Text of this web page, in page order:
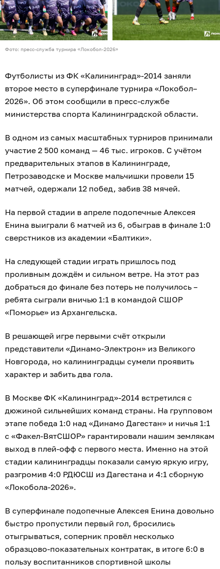
Фото: пресс-служба турнира «Локобол-2026»
Футболисты из ФК «Калининград»-2014 заняли
второе место в суперфинале турнира «Локобол–
2026». Об этом сообщили в пресс-службе
министерства спорта Калининградской области.
В одном из самых масштабных турниров принимали
участие 2 500 команд — 46 тыс. игроков. С учётом
предварительных этапов в Калининграде,
Петрозаводске и Москве мальчишки провели 15
матчей, одержали 12 побед, забив 38 мячей.
На первой стадии в апреле подопечные Алексея
Енина выиграли 6 матчей из 6, обыграв в финале 1:0
сверстников из академии «Балтики».
На следующей стадии играть пришлось под
проливным дождём и сильном ветре. На этот раз
добраться до финале без потерь не получилось –
ребята сыграли вничью 1:1 в командой СШОР
«Поморье» из Архангельска.
В решающей игре первыми счёт открыли
представители «Динамо-Электрон» из Великого
Новгорода, но калининградцы сумели проявить
характер и забить два гола.
В Москве ФК «Калининград»-2014 встретился с
дюжиной сильнейших команд страны. На групповом
этапе победа 1:0 над «Динамо Дагестан» и ничья 1:1
с «Факел-ВятСШОР» гарантировали нашим землякам
выход в плей-офф с первого места. Именно на этой
стадии калининградцы показали самую яркую игру,
разгромив 4:0 РДЮСШ из Дагестана и 4:1 сборную
«Локобола-2026».
В суперфинале подопечные Алексея Енина довольно
быстро пропустили первый гол, бросились
отыгрываться, соперник провёл несколько
образцово-показательных контратак, в итоге 6:0 в
пользу воспитанников спортивной школы